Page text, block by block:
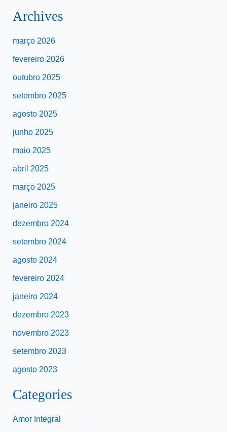
Archives
março 2026
fevereiro 2026
outubro 2025
setembro 2025
agosto 2025
junho 2025
maio 2025
abril 2025
março 2025
janeiro 2025
dezembro 2024
setembro 2024
agosto 2024
fevereiro 2024
janeiro 2024
dezembro 2023
novembro 2023
setembro 2023
agosto 2023
Categories
Amor Integral